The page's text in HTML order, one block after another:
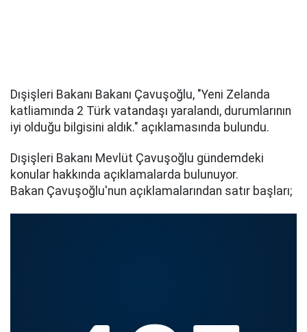
Dışişleri Bakanı Bakanı Çavuşoğlu, "Yeni Zelanda
katliamında 2 Türk vatandaşı yaralandı, durumlarının
iyi olduğu bilgisini aldık." açıklamasında bulundu.
Dışişleri Bakanı Mevlüt Çavuşoğlu gündemdeki
konular hakkında açıklamalarda bulunuyor.
Bakan Çavuşoğlu'nun açıklamalarından satır başları;